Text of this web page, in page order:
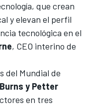
que crean
y elevan el perfil
tecnológica en el
, CEO interino de
del Mundial de
y Petter
en tres